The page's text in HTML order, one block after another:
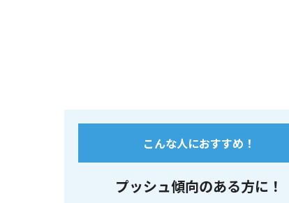
こんな人におすすめ！
プッシュ傾向のある方に！